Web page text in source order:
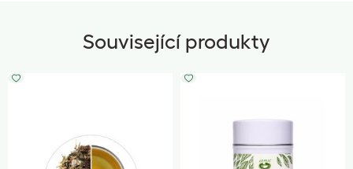
Související produkty